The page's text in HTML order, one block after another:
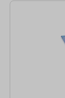
20 articles